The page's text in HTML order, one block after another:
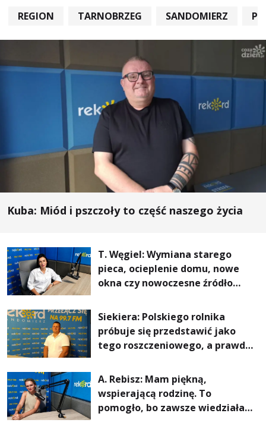
REGION TARNOBRZEG SANDOMIERZ
Kuba: Miód i pszczoły to część naszego życia
T. Węgiel: Wymiana starego
pieca, ocieplenie domu, nowe
okna czy nowoczesne źródło
rachunki za energię, lepszy
komfort życia i... czystsze
powietrze
Siekiera: Polskiego rolnika
próbuje się przedstawić jako
tego roszczeniowego, a prawda
A. Rebisz: Mam piękną,
wspierającą rodzinę. To
pomogło, bo zawsze wiedziałam,